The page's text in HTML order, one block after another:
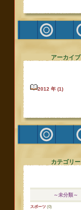
アーカイブ
2012 年 (1)
カテゴリー
～未分類～
スポーツ (0)